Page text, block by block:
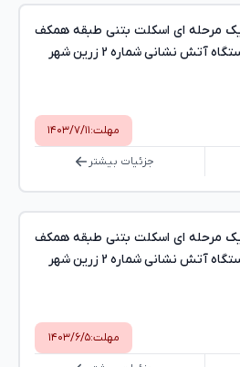
مرحله ای اسکلت بتنی طبقه همکف
آتش نشانی شماره 2 زرین شهر
مهلت:۱۴۰۳/۷/۱۱
جزئیات بیشتر
مرحله ای اسکلت بتنی طبقه همکف
آتش نشانی شماره 2 زرین شهر
مهلت:۱۴۰۳/۶/۵